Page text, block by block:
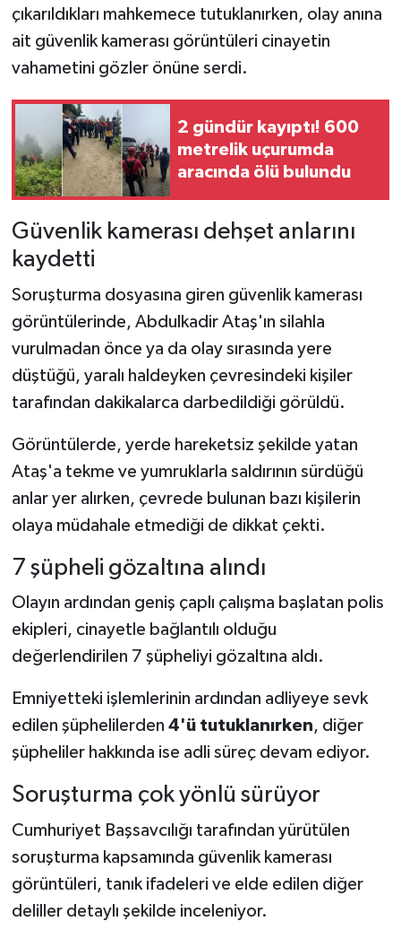
çıkarıldıkları mahkemece tutuklanırken, olay anına
ait güvenlik kamerası görüntüleri cinayetin
vahametini gözler önüne serdi.
2 gündür kayıptı! 600
metrelik uçurumda
aracında ölü bulundu
Güvenlik kamerası dehşet anlarını
kaydetti
Soruşturma dosyasına giren güvenlik kamerası
görüntülerinde, Abdulkadir Ataş'ın silahla
vurulmadan önce ya da olay sırasında yere
düştüğü, yaralı haldeyken çevresindeki kişiler
tarafından dakikalarca darbedildiği görüldü.
Görüntülerde, yerde hareketsiz şekilde yatan
Ataş'a tekme ve yumruklarla saldırının sürdüğü
anlar yer alırken, çevrede bulunan bazı kişilerin
olaya müdahale etmediği de dikkat çekti.
7 şüpheli gözaltına alındı
Olayın ardından geniş çaplı çalışma başlatan polis
ekipleri, cinayetle bağlantılı olduğu
değerlendirilen 7 şüpheliyi gözaltına aldı.
Emniyetteki işlemlerinin ardından adliyeye sevk
edilen şüphelilerden 4'ü tutuklanırken, diğer
şüpheliler hakkında ise adli süreç devam ediyor.
Soruşturma çok yönlü sürüyor
Cumhuriyet Başsavcılığı tarafından yürütülen
soruşturma kapsamında güvenlik kamerası
görüntüleri, tanık ifadeleri ve elde edilen diğer
deliller detaylı şekilde inceleniyor.
KAHRAMANMARAŞ